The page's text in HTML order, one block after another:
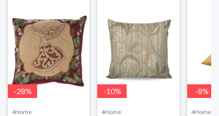
-28%
4Home
-10%
4Home
-8%
4Home